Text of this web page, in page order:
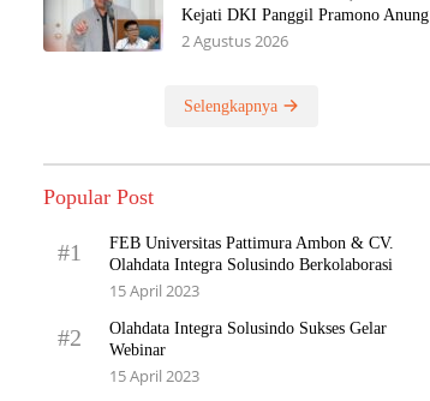
Kejati DKI Panggil Pramono Anung
2 Agustus 2026
Selengkapnya
Popular Post
#1
FEB Universitas Pattimura Ambon & CV.
Olahdata Integra Solusindo Berkolaborasi
15 April 2023
#2
Olahdata Integra Solusindo Sukses Gelar
Webinar
15 April 2023